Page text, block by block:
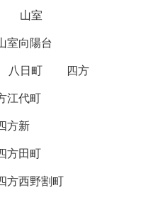
山室
室向陽台
八日町
四方
江代町
方新
方田町
方西野割町